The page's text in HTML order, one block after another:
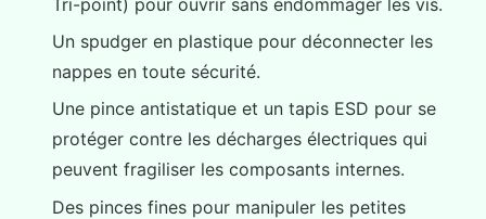
Un spudger en plastique pour déconnecter les
nappes en toute sécurité.
Une pince antistatique et un tapis ESD pour se
protéger contre les décharges électriques qui
peuvent fragiliser les composants internes.
Des pinces fines pour manipuler les petites